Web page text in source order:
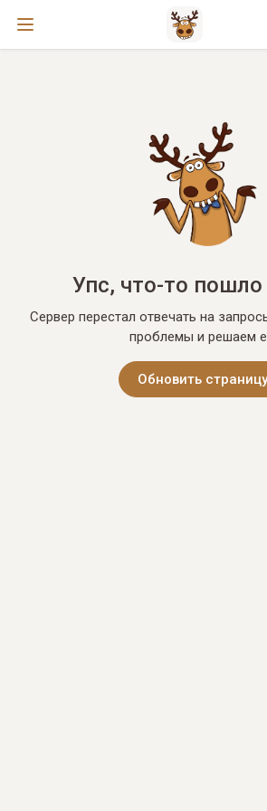
Упс, что-то пошло
Сервер перестал отвечать на
проблемы и решаем
Обновить страницу